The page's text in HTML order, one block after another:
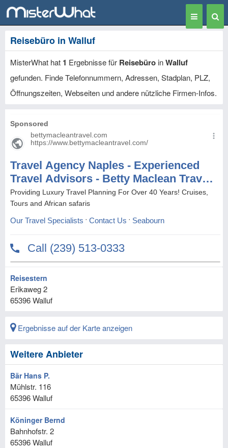
Toggle
navigation
Reisebüro in Walluf
MisterWhat hat 1 Ergebnisse für Reisebüro inWalluf
gefunden. Finde Telefonnummern, Adressen, Stadplan, PLZ,
Öffnungszeiten, Webseiten und andere nützliche Firmen-Infos.
Reisestern
Erikaweg 2
65396Walluf
Ergebnisse auf der Karte anzeigen
Weitere Anbieter
Bär Hans P.
Mühlstr. 116
65396Walluf
Köninger Bernd
Bahnhofstr. 2
65396Walluf